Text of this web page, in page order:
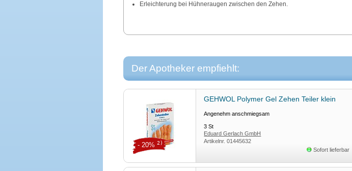
Erleichterung bei Hühneraugen zwischen den Zehen.
Der Apotheker empfiehlt:
GEHWOL Polymer Gel Zehen Teiler klein
Angenehm anschmiegsam
3St
Eduard Gerlach GmbH
Artikelnr.01445632
Sofort lieferbar
- 20% 2)